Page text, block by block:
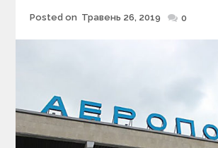
Posted
Posted on Травень 26, 2019 0